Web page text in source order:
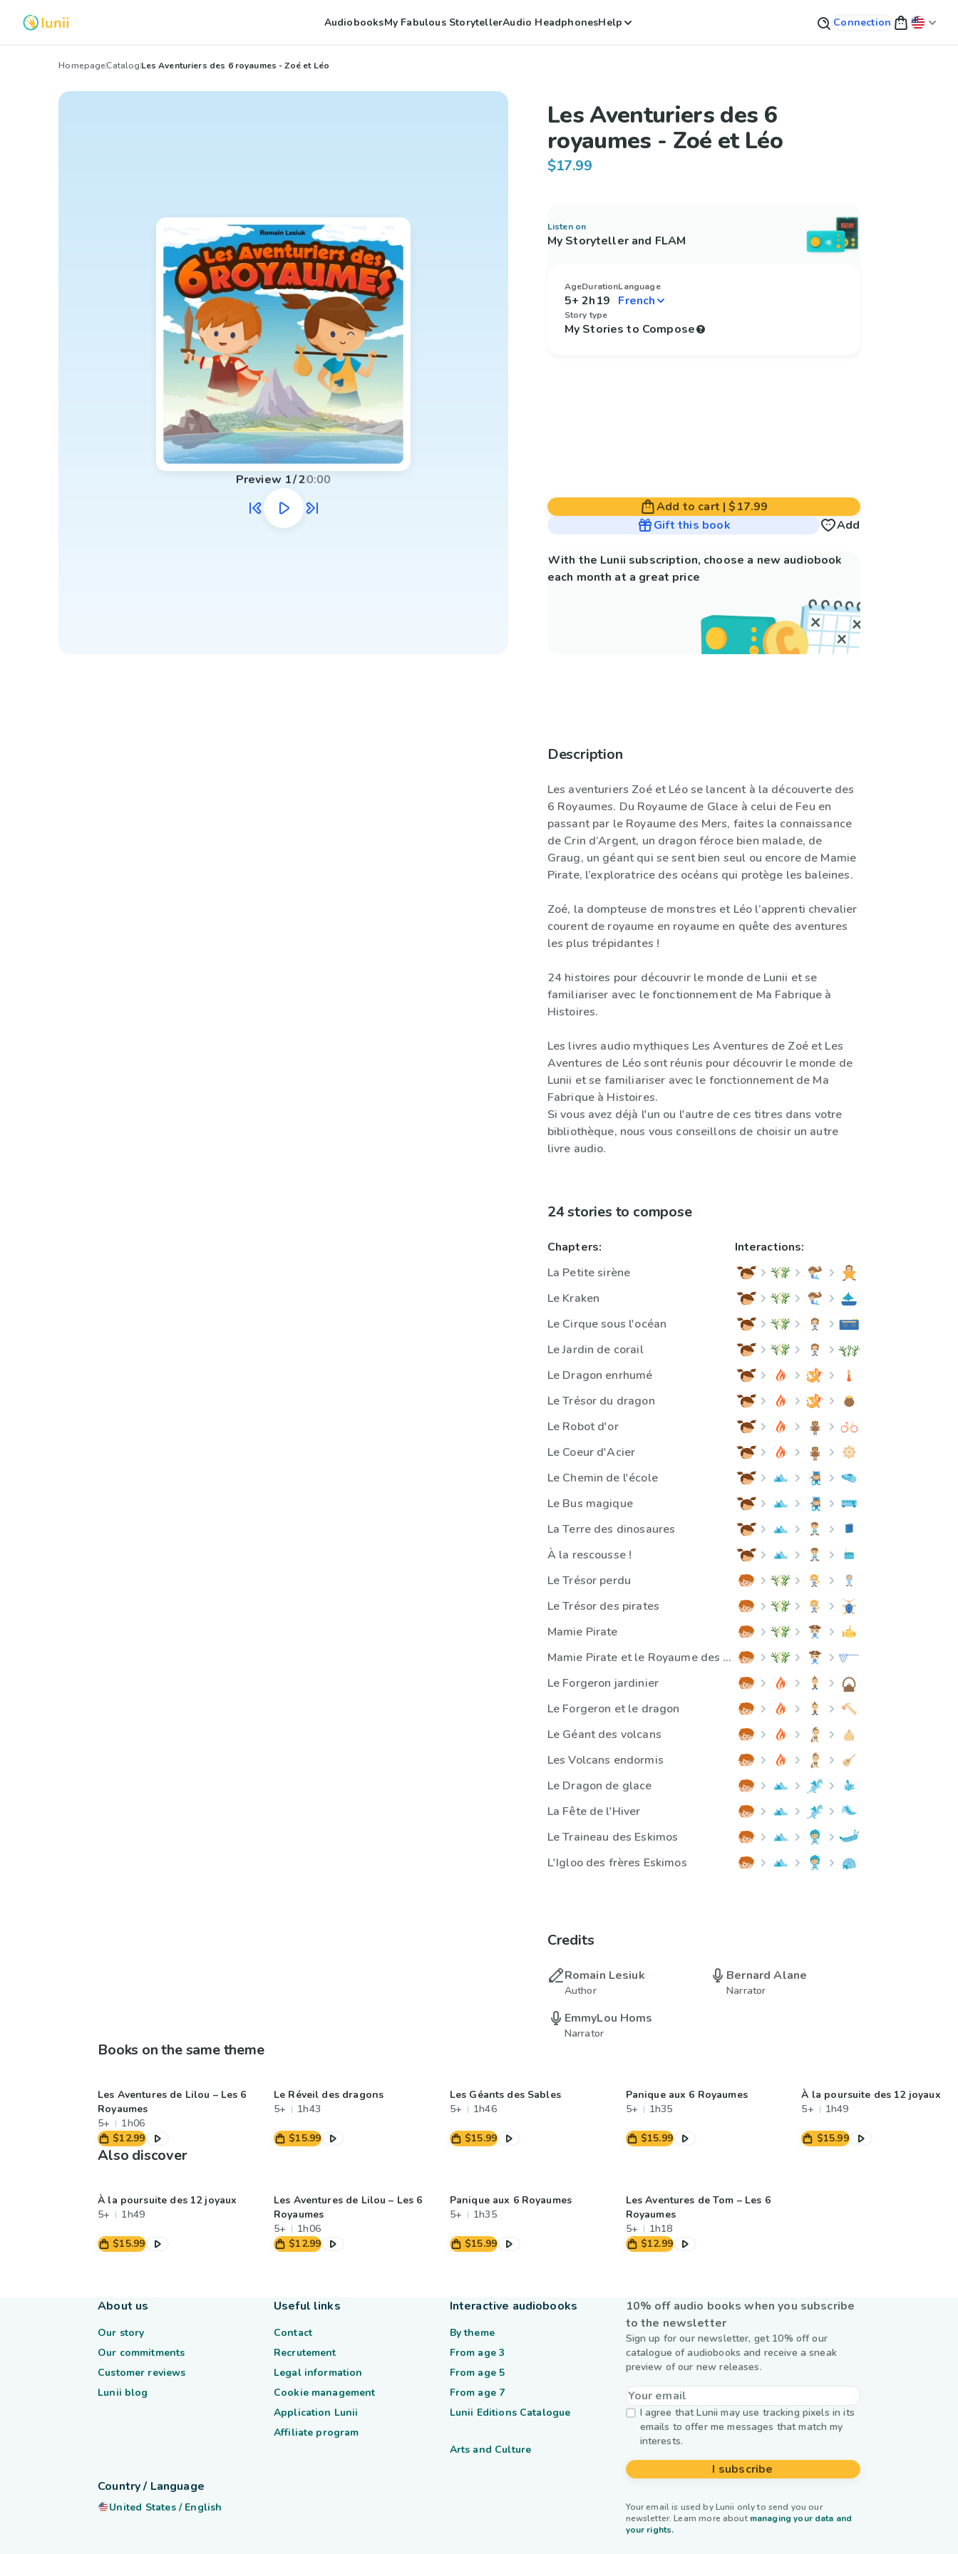
AudiobooksMy Fabulous StorytellerAudio HeadphonesHelp Connection
HomepageCatalogLes Aventuriers des 6 royaumes - Zoé et Léo
Preview 1/20:00
Les Aventuriers des 6
royaumes - Zoé et Léo
$17.99
Listen on
My Storyteller and FLAM
Age
5+
Duration
2h19
Language
Story type
My Stories to Compose
Add to cart |$17.99
Gift this book
Add
With the Lunii subscription, choose a new audiobook
each month at a great price
Description
Les aventuriers Zoé et Léo se lancent à la découverte des
6 Royaumes. Du Royaume de Glace à celui de Feu en
passant par le Royaume des Mers, faites la connaissance
de Crin d’Argent, un dragon féroce bien malade, de
Graug, un géant qui se sent bien seul ou encore de Mamie
Pirate, l’exploratrice des océans qui protège les baleines.
Zoé, la dompteuse de monstres et Léo l’apprenti chevalier
courent de royaume en royaume en quête des aventures
les plus trépidantes !
24 histoires pour découvrir le monde de Lunii et se
familiariser avec le fonctionnement de Ma Fabrique à
Histoires.
Les livres audio mythiques Les Aventures de Zoé et Les
Aventures de Léo sont réunis pour découvrir le monde de
Lunii et se familiariser avec le fonctionnement de Ma
Fabrique à Histoires.
Si vous avez déjà l'un ou l'autre de ces titres dans votre
bibliothèque, nous vous conseillons de choisir un autre
livre audio.
24 stories to compose
Chapters:
La Petite sirène
Le Kraken
Le Cirque sous l'océan
Le Jardin de corail
Le Dragon enrhumé
Le Trésor du dragon
Le Robot d'or
Le Coeur d'Acier
Le Chemin de l'école
Le Bus magique
La Terre des dinosaures
À la rescousse !
Le Trésor perdu
Le Trésor des pirates
Mamie Pirate
Mamie Pirate et le Royaume des Déchets
Le Forgeron jardinier
Le Forgeron et le dragon
Le Géant des volcans
Les Volcans endormis
Le Dragon de glace
La Fête de l'Hiver
Le Traineau des Eskimos
L'Igloo des frères Eskimos
Interactions:
Credits
Romain Lesiuk
Author
Bernard Alane
Narrator
EmmyLou Homs
Narrator
Books on the same theme
Les Aventures de Lilou – Les 6
Royaumes
5+
1h06
$12.99
Le Réveil des dragons
5+
1h43
$15.99
Les Géants des Sables
5+
1h46
$15.99
Panique aux 6 Royaumes
5+
1h35
$15.99
À la poursuite des 12 joyaux
5+
1h49
$15.99
Also discover
À la poursuite des 12 joyaux
5+
1h49
$15.99
Les Aventures de Lilou – Les 6
Royaumes
5+
1h06
$12.99
Panique aux 6 Royaumes
5+
1h35
$15.99
Les Aventures de Tom – Les 6
Royaumes
5+
1h18
$12.99
10% off audio books when you subscribe
to the newsletter
Sign up for our newsletter, get 10% off our
catalogue of audiobooks and receive a sneak
preview of our new releases.
I agree that Lunii may use tracking pixels in its
emails to offer me messages that match my
interests.
I subscribe
Your email is used by Lunii only to send you our
newsletter. Learn more about managing your data and
your rights.
About us
Our story
Our commitments
Customer reviews
Lunii blog
Useful links
Contact
Recrutement
Legal information
Cookie management
Application Lunii
Affiliate program
Interactive audiobooks
By theme
From age 3
From age 5
From age 7
Lunii Editions Catalogue
Arts and Culture
Country / Language
United States/ English